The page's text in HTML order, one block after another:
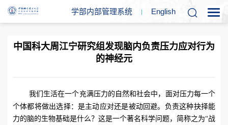
学部内部管理系统 English
中国科大周江宁研究组发现脑内负责压力应对行为
的神经元
我们生活在一个充满压力的自然和社会中 ，面对压力每一个
个体都将做出选择：是主动应对还是被动回避。负责这种抉择能
力的脑的生物基础是什么？这是一个著名科学问题，简称之为“战